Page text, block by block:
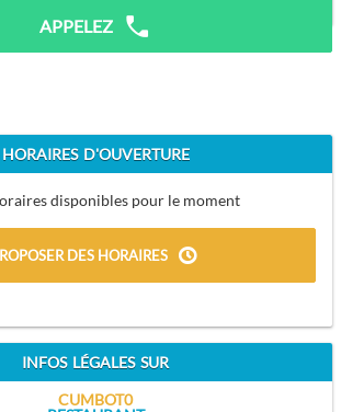
APPELEZ
HORAIRES D'OUVERTURE
disponibles pour le moment
DES HORAIRES
INFOS LÉGALES SUR
CUMBOT0